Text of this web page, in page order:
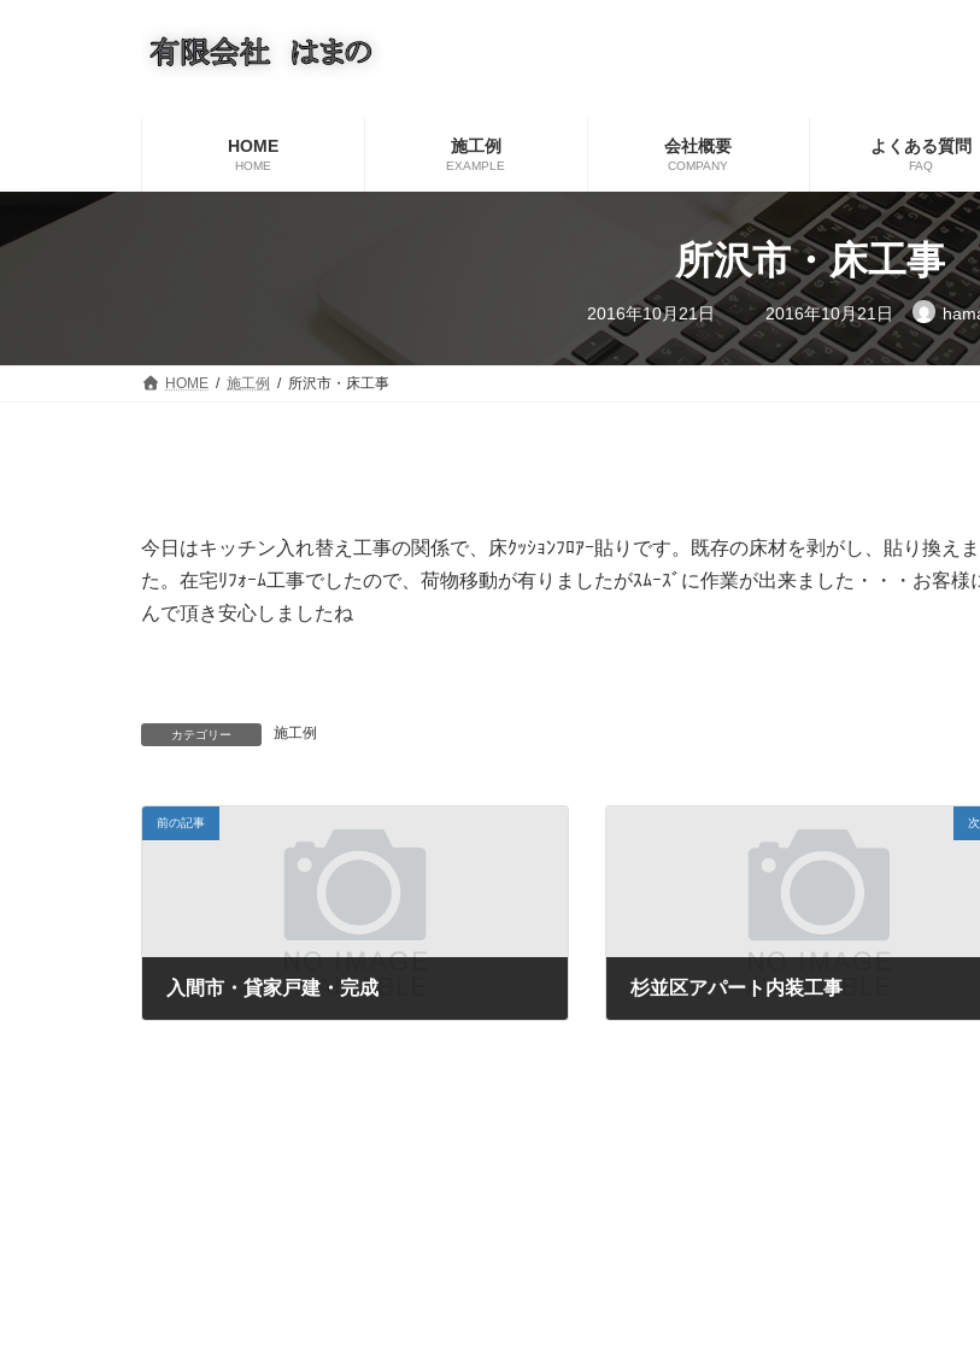
キ
プ
に
動
HOME
HOME
施工例
EXAMPLE
会社概要
COMPANY
よくある質問
FAQ
所沢市・床工事
2016年10月21日
最
終
新
日
2016年10月21日
HOME 施工例 所沢市・床工事
今日はキッチン入れ替え工事の関係で、床ｸｯｼｮﾝﾌﾛｱｰ貼りです。既存の床材を剥がし、貼り換え
た。在宅ﾘﾌｫｰﾑ工事でしたので、荷物移動が有りましたがｽﾑｰｽﾞに作業が出来ました・・・お客様
んで頂き安心しましたね
カテゴリー 施工例
前の記事
入間市・貸家戸建・完成 杉並区アパート内装工事